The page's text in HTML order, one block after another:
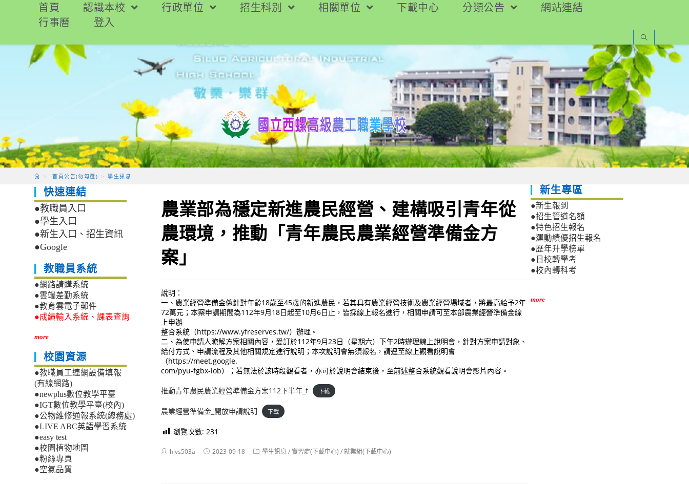
要
首頁 認識本校 行政單位 招生科別 相關單位 下載中心 分類公告
網站連結
行事曆
登入
> -首頁公告(勿勾選) > 學生訊息
農業部為穩定新進農民經營、建構吸引青年從
農環境，推動「青年農民農業經營準備金方
案」
說明：
一、農業經營準備金係針對年齡18歲至45歲的新進農民，若其具有農業經營技術及農業經營場域者，將最高給予2年
72萬元；本案申請期間為112年9月18日起至10月6日止，皆採線上報名進行，相關申請可至本部農業經營準備金線
上申辦
整合系統（https://www.yfreserves.tw/）辦理。
二、為使申請人瞭解方案相關內容，爰訂於112年9月23日（星期六）下午2時辦理線上說明會，針對方案申請對象、
給付方式、申請流程及其他相關規定進行說明；本次說明會無須報名，請逕至線上觀看說明會
（https://meet.google.
com/pyu-fgbx-iob）；若無法於該時段觀看者，亦可於說明會結束後，至前述整合系統觀看說明會影片內容。
推動青年農民農業經營準備金方案112下半年_f 下載
農業經營準備金_開放申請說明 下載
瀏覽次數: 231
Posthlvs503a
Post2023-09-18
Post學生訊息 / 實習處(下載中心) /就業組(下載中心)
快速連結
●教職員入口
●學生入口
●新生入口、招生資訊
●Google
教職員系統
●網路請購系統
●雲端差勤系統
●教育雲電子郵件
●成績輸入系統、課表查詢
more
校園資源
●教職員工連網設備填報
(有線網路)
●newplus數位教學平臺
●IGT數位教學平臺(校內)
●公物維修通報系統(總務處)
●LIVE ABC英語學習系統
●easy test
●校園植物地圖
●粉絲專頁
●空氣品質
新生專區
●新生報到
●招生管道名額
●特色招生報名
●運動績優招生報名
●歷年升學榜單
●日校轉學考
●校內轉科考
more